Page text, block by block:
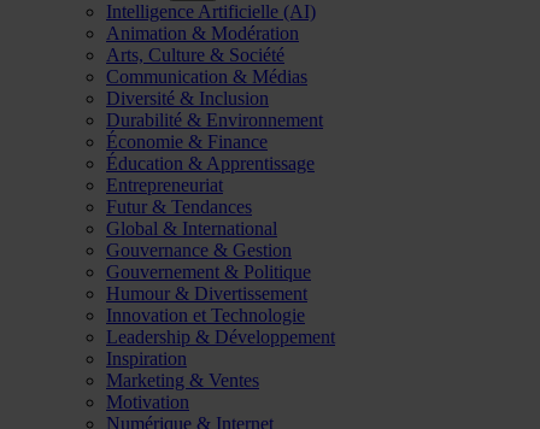
Intelligence Artificielle (AI)
Animation & Modération
Arts, Culture & Société
Communication & Médias
Diversité & Inclusion
Durabilité & Environnement
Économie & Finance
Éducation & Apprentissage
Entrepreneuriat
Futur & Tendances
Global & International
Gouvernance & Gestion
Gouvernement & Politique
Humour & Divertissement
Innovation et Technologie
Leadership & Développement
Inspiration
Marketing & Ventes
Motivation
Numérique & Internet